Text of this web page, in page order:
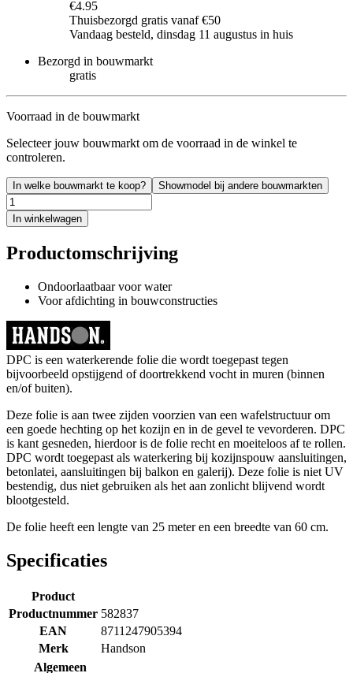
€4.95
Thuisbezorgd gratis vanaf €50
Vandaag besteld, dinsdag 11 augustus in huis
Bezorgd in bouwmarkt
gratis
Voorraad in de bouwmarkt
Selecteer jouw bouwmarkt om de voorraad in de winkel te
controleren.
In welke bouwmarkt te koop? Showmodel bij andere bouwmarkten
In winkelwagen
Productomschrijving
Ondoorlaatbaar voor water
Voor afdichting in bouwconstructies
DPC is een waterkerende folie die wordt toegepast tegen
bijvoorbeeld opstijgend of doortrekkend vocht in muren (binnen
en/of buiten).
Deze folie is aan twee zijden voorzien van een wafelstructuur om
een goede hechting op het kozijn en in de gevel te vevorderen. DPC
is kant gesneden, hierdoor is de folie recht en moeiteloos af te rollen.
DPC wordt toegepast als waterkering bij kozijnspouw aansluitingen,
betonlatei, aansluitingen bij balkon en galerij). Deze folie is niet UV
bestendig, dus niet gebruiken als het aan zonlicht blijvend wordt
blootgesteld.
De folie heeft een lengte van 25 meter en een breedte van 60 cm.
Specificaties
Product
Productnummer 582837
EAN
8711247905394
Merk
Handson
Algemeen